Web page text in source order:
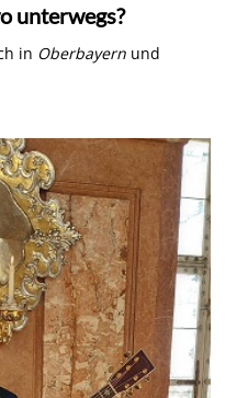
unterwegs?
in Oberbayernund